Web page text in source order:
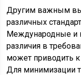
Другим важным
различных
Международные и
различия в
может приводить
Для минимизации